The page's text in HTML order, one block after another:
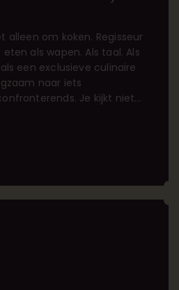
alleen om koken. Regisseur
als wapen. Als taal. Als
een exclusieve culinaire
naar iets
Je kijkt niet
degustatiemenu. Maar
[…]